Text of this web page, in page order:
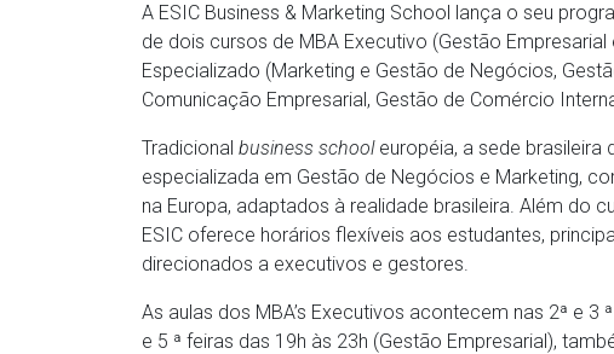
A ESIC Business & Marketing School lança o seu
de dois cursos de MBA Executivo (Gestão
Especializado (Marketing e Gestão de Negócios,
Comunicação Empresarial, Gestão de Comércio
Tradicional business schooleuropéia, a sede brasileira
especializada em Gestão de Negócios e Marketing,
na Europa, adaptados à realidade brasileira. Além do
ESIC oferece horários flexíveis aos estudantes,
direcionados a executivos e gestores.
As aulas dos MBA’s Executivos acontecem nas 2ª e
e 5 ª feiras das 19h às 23h (Gestão Empresarial),